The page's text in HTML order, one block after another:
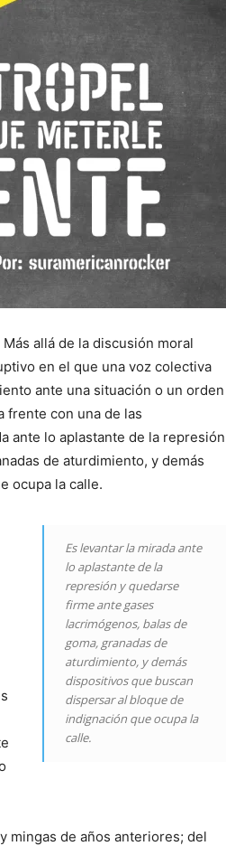
allá de la discusión moral
en el que una voz colectiva
ante una situación o un orden
frente con una de las
ante lo aplastante de la represión
de aturdimiento, y demás
ocupa la calle.
Es levantar la mirada ante
lo aplastante de la
represión y quedarse
firme ante gases
lacrimógenos, balas de
goma, granadas de
aturdimiento, y demás
dispositivos que buscan
dispersar al bloque de
indignación que ocupa la
calle.
mingas de años anteriores; del